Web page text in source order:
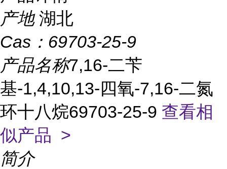
产地 湖北
Cas： 69703-25-9
产品名称7,16-二苄
基-1,4,10,13-四氧-7,16-二氮
环十八烷69703-25-9 查看相
似产品 >
简介